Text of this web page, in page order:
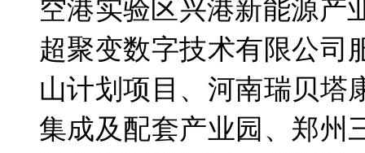
空港实验区兴港新能源产
超聚变数字技术有限公司
山计划项目、河南瑞贝塔
集成及配套产业园、郑州